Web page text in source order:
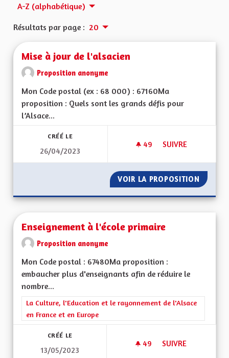
A-Z (alphabétique)
Résultats par page : 20
Mise à jour de l'alsacien
Proposition anonyme
Mon Code postal (ex : 68 000) : 67160Ma
proposition : Quels sont les grands défis pour
l’Alsace...
CRÉÉ LE
26/04/2023
49 49 ABONNÉS
SUIVRE
VOIR LA PROPOSITION MISE
Enseignement à l'école primaire
Proposition anonyme
Mon Code postal : 67480Ma proposition :
embaucher plus d'enseignants afin de réduire le
nombre...
Filtrer les résultats de la catégorie : La Culture, l'Education et
La Culture, l'Education et le rayonnement de l'Alsace
en France et en Europe
CRÉÉ LE
13/05/2023
49 49 ABONNÉS
SUIVRE